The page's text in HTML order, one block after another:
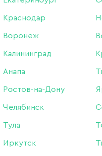
Краснодар
Воронеж
Калининград
Анапа
Ростов-на-Дону
Челябинск
Тула
Иркутск
-66%